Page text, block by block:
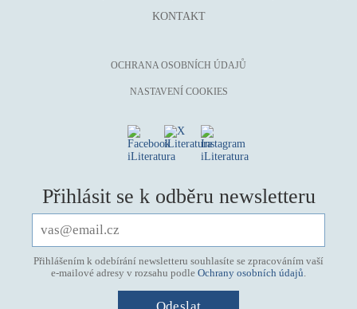
KONTAKT
OCHRANA OSOBNÍCH ÚDAJŮ
NASTAVENÍ COOKIES
Přihlásit se k odběru newsletteru
Přihlášením k odebírání newsletteru souhlasíte se zpracováním vaší
e-mailové adresy v rozsahu podle Ochrany osobních údajů.